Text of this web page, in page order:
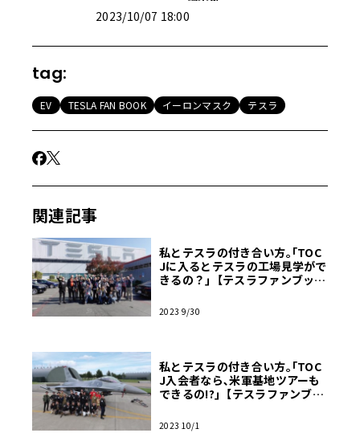
2023/10/07 18:00
tag:
EV TESLA FAN BOOK イーロンマスク テスラ
関連記事
私とテスラの付き合い方｡｢TOC
Jに入るとテスラの工場見学がで
きるの？｣【テスラファンブッ
2023 9/30
私とテスラの付き合い方｡｢TOC
J入会者なら､米軍基地ツアーも
できるの!?｣【テスラファンブッ
2023 10/1